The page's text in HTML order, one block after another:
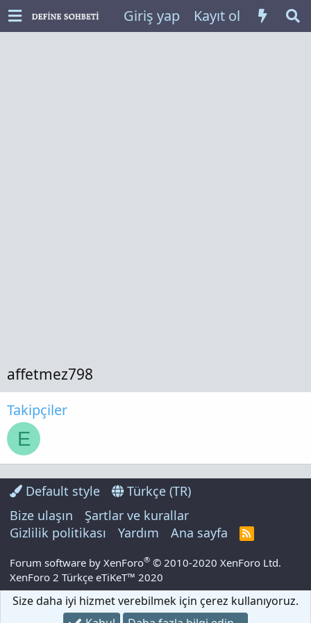
Giriş yap Kayıt ol
affetmez798
Takipçiler
E
Default style
Türkçe (TR)
Bize ulaşın
Şartlar ve kurallar
Gizlilik politikası
Yardım Ana sayfa
R
S
Forum software by XenForo® © 2010-2020 XenForo Ltd.
XenForo 2 Türkçe eTiKeT™ 2020
Size daha iyi hizmet verebilmek için çerez kullanıyoruz.